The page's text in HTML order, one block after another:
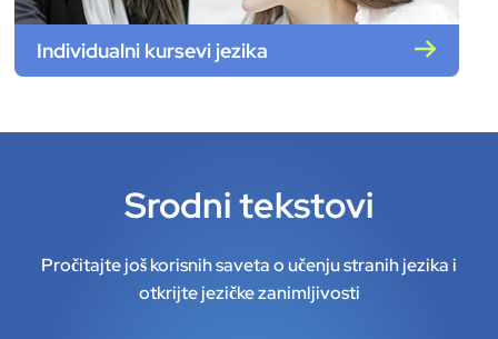
Individualni kursevi jezika
Srodni tekstovi
Pročitajte još korisnih saveta o učenju stranih jezika i
otkrijte jezičke zanimljivosti